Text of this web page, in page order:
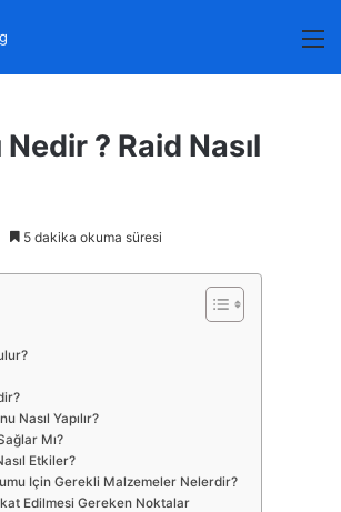
Nedir ? Raid Nasıl
5 dakika okuma süresi
Nasıl Yapılır?
Mı?
Etkiler?
Için Gerekli Malzemeler Nelerdir?
Edilmesi Gereken Noktalar